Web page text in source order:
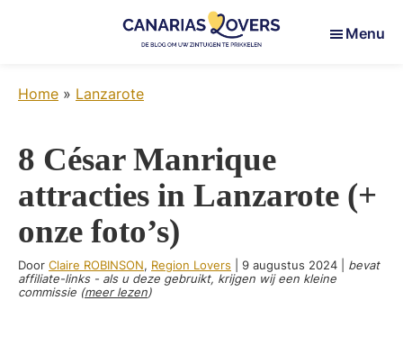
Lovers
zintuigen
de
Canarische
Eilanden
Menu
Home » Lanzarote
8 César Manrique
attracties in Lanzarote (+
onze foto’s)
Door Claire ROBINSON, Region Lovers 9 augustus 2024
bevat
affiliate-links - als u deze gebruikt, krijgen wij een kleine
commissie (meer lezen)